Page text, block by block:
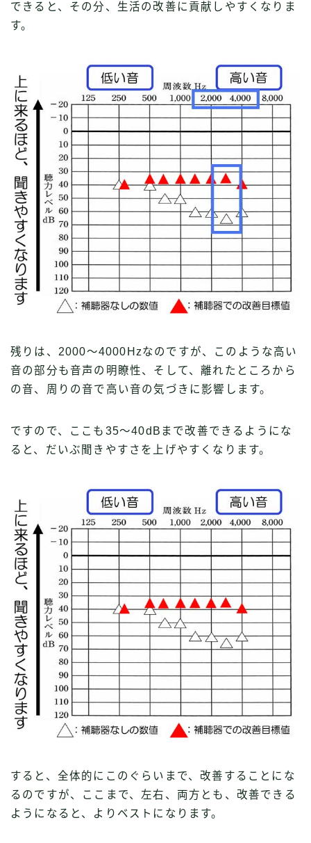
Follow Me
できると、その分、生活の改善に貢献しやすくなりま
す。
残りは、2000〜4000Hzなのですが、このような高い
音の部分も音声の明瞭性、そして、離れたところから
の音、周りの音で高い音の気づきに影響します。
ですので、ここも35〜40dBまで改善できるようにな
ると、だいぶ聞きやすさを上げやすくなります。
すると、全体的にこのぐらいまで、改善することにな
るのですが、ここまで、左右、両方とも、改善できる
ようになると、よりベストになります。